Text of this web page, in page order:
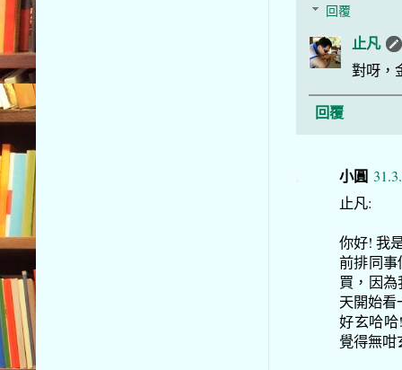
回覆
止凡
對呀，
回覆
小圓
止凡:
你好! 我
前排同
買，因
天開始看
好玄哈
覺得無咁